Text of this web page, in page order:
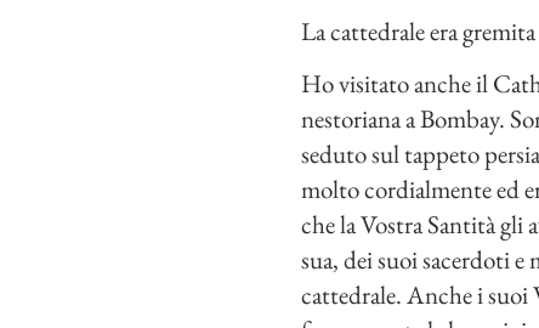
La cattedrale era
Ho visitato anche il
nestoriana a Bombay.
seduto sul tappeto
molto cordialmente ed
che la Vostra Santità gli
sua, dei suoi sacerdoti
cattedrale. Anche i suoi